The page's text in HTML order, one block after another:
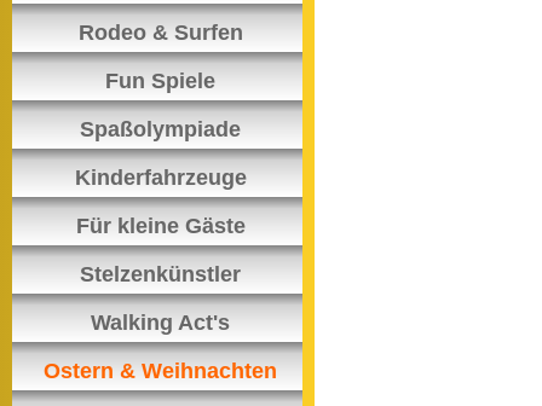
Rodeo & Surfen
Fun Spiele
Spaßolympiade
Kinderfahrzeuge
Für kleine Gäste
Stelzenkünstler
Walking Act's
Ostern & Weihnachten